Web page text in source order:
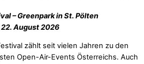
– Greenpark in St. Pölten
August 2026
zählt seit vielen Jahren zu den
Open-Air-Events Österreichs. Auch